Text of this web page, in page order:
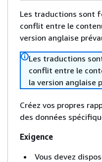
Les traductions sont
conflit entre le
version anglaise
Les traductions
conflit entre le
la version anglaise
Créez vos propres
des données
Exigence
Vous devez